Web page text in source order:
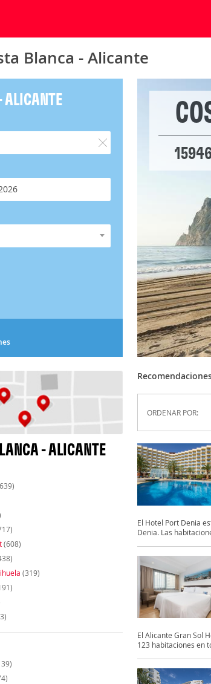
Blanca - Alicante
ALICANTE
- ALICANTE
(608)
(319)
ORDENAR POR:
El Hotel Port Denia
Denia. Las
El Alicante Gran Sol
123 habitaciones en